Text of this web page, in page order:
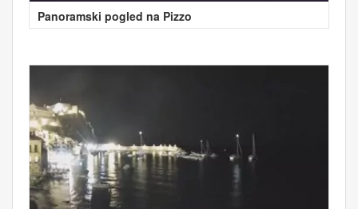
Panoramski pogled na Pizzo